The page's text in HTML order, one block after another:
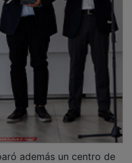
de Quer quienes
intercalando sus
narrador invitado,
a cuentos africanos,
vinculadas al
y habitual de
Reinfeld